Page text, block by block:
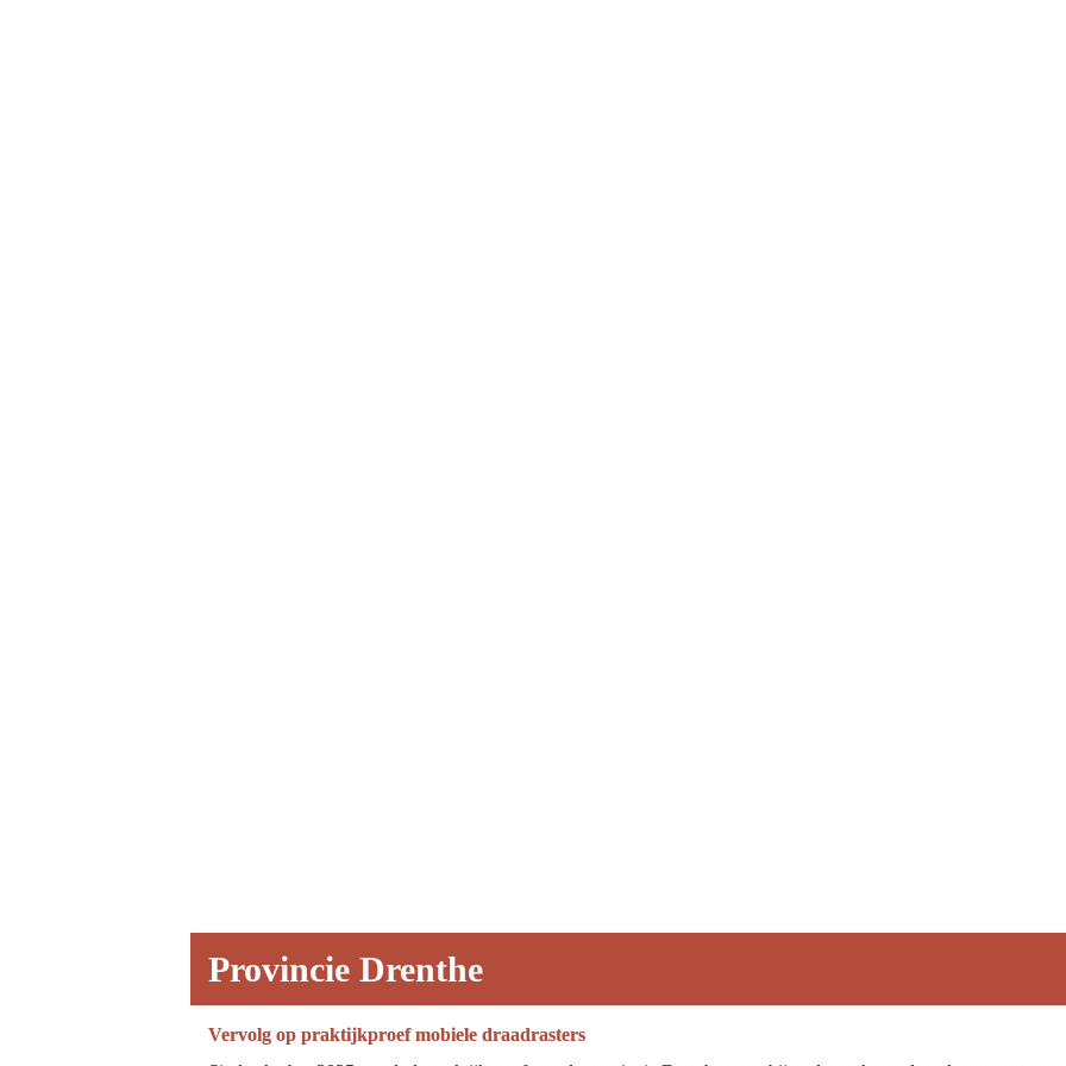
Provincie Drenthe
Vervolg op praktijkproef mobiele draadrasters